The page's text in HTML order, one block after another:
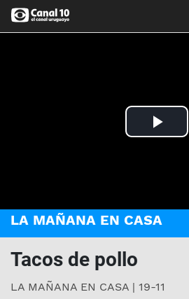
Play
LA MAÑANA EN CASA
Tacos de pollo
LA MAÑANA EN CASA | 19-11